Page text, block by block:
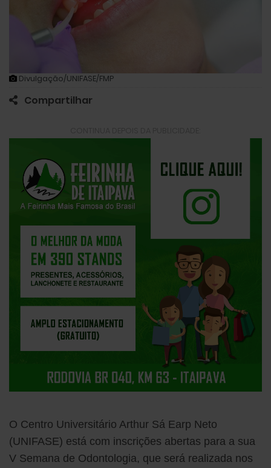
Divulgação/UNIFASE/FMP
Compartilhar
O Centro Universitário Arthur Sá Earp Neto
(UNIFASE) está com inscrições abertas para a sua
V Semana de Odontologia, que será realizada nos